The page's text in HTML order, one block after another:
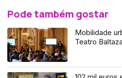
Pode também gostar
Mobilidade
Teatro